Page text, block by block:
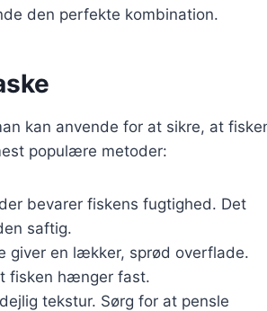
den perfekte kombination.
kan anvende for at sikre, at
populære metoder:
bevarer fiskens fugtighed. Det
saftig.
giver en lækker, sprød overflade.
fisken hænger fast.
tekstur. Sørg for at pensle